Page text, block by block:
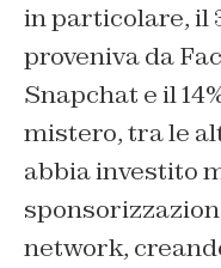
in particolare, il
proveniva da
Snapchat e il
mistero, tra le
abbia investito
network,